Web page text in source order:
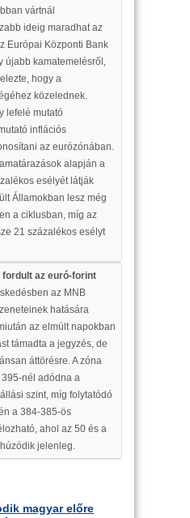
vártnál
ideig maradhat az
Európai Központi Bank
újabb kamatemelésről,
hogy a
közelednek.
lefelé mutató
inflációs
az eurózónában.
alapján a
esélyét látják
Államokban lesz még
a ciklusban, míg az
21 százalékos esélyt
fordult az euró-forint
az MNB
hatására
az elmúlt napokban
támadta a jegyzés, de
áttörésre. A zóna
nél adódna a
szint, míg folytatódó
a 384-385-ös
ahol az 50 és a
jelenleg.
magyar előre